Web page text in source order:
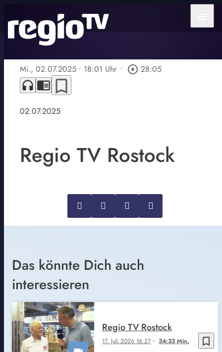
Mi., 02.07.2025 • 18:01 Uhr • play_circle_outline 28:05
headphones chrome_reader_mode bookmark_border
02.07.2025
Regio TV Rostock
Das könnte Dich auch
interessieren
bookmark_border
17. Juli 2026 16:27 34:33 Min.
Regio TV Rostock